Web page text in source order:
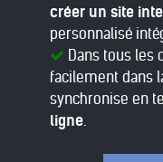
créer un site
personnalisé
Dans tous les
facilement dans
synchronise en
ligne.